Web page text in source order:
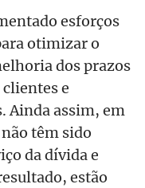
esforços
otimizar o
dos prazos
e
Ainda assim, em
têm sido
da dívida e
estão